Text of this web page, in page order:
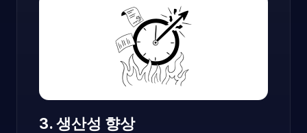
3. 생산성 향상